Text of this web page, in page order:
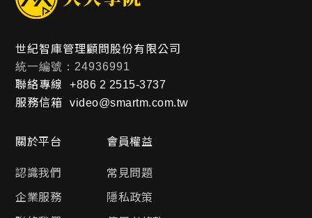
世紀智庫管理顧問股份有限公司
統一編號：24936991
聯絡專線 +886 2 2515-3737
服務信箱 video@smartm.com.tw
關於平台
認識我們
企業服務
會員權益
常見問題
隱私政策